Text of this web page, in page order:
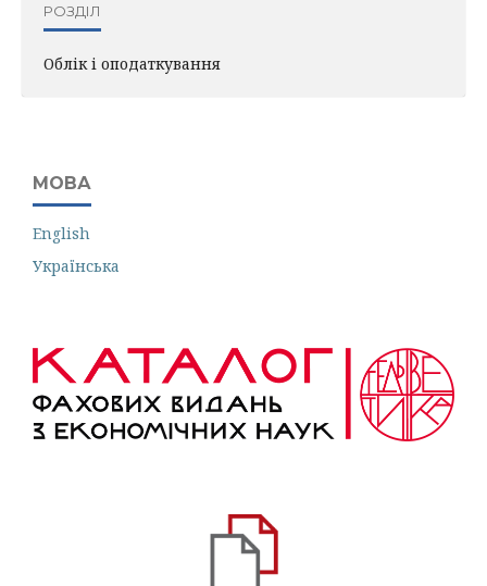
РОЗДІЛ
Облік і оподаткування
МОВА
English
Українська